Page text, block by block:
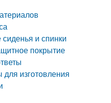
и спинки
покрытие
изготовления